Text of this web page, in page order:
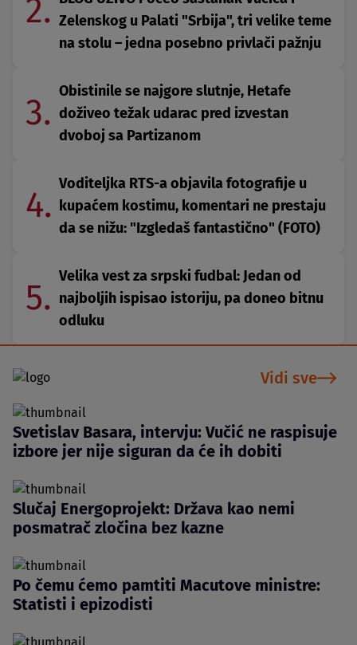
2. Zelenskog u Palati "Srbija", tri velike teme
na stolu – jedna posebno privlači pažnju
3.
Obistinile se najgore slutnje, Hetafe
doživeo težak udarac pred izvestan
dvoboj sa Partizanom
4.
Voditeljka RTS-a objavila fotografije u
kupaćem kostimu, komentari ne prestaju
da se nižu: "Izgledaš fantastično" (FOTO)
5.
Velika vest za srpski fudbal: Jedan od
najboljih ispisao istoriju, pa doneo bitnu
odluku
Vidi sve
Svetislav Basara, intervju: Vučić ne raspisuje
izbore jer nije siguran da će ih dobiti
Slučaj Energoprojekt: Država kao nemi
posmatrač zločina bez kazne
Po čemu ćemo pamtiti Macutove ministre:
Statisti i epizodisti